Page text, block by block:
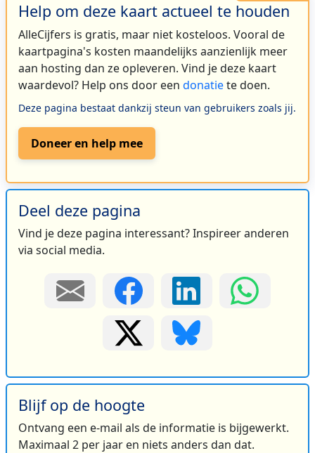
Help om deze kaart actueel te houden
AlleCijfers is gratis, maar niet kosteloos. Vooral de
kaartpagina's kosten maandelijks aanzienlijk meer
aan hosting dan ze opleveren. Vind je deze kaart
waardevol? Help ons door een donatiete doen.
Deze pagina bestaat dankzij steun van gebruikers zoals jij.
Doneer en help mee
Deel deze pagina
Vind je deze pagina interessant? Inspireer anderen
via social media.
Blijf op de hoogte
Ontvang een e-mail als de informatie is bijgewerkt.
Maximaal 2 per jaar en niets anders dan dat.